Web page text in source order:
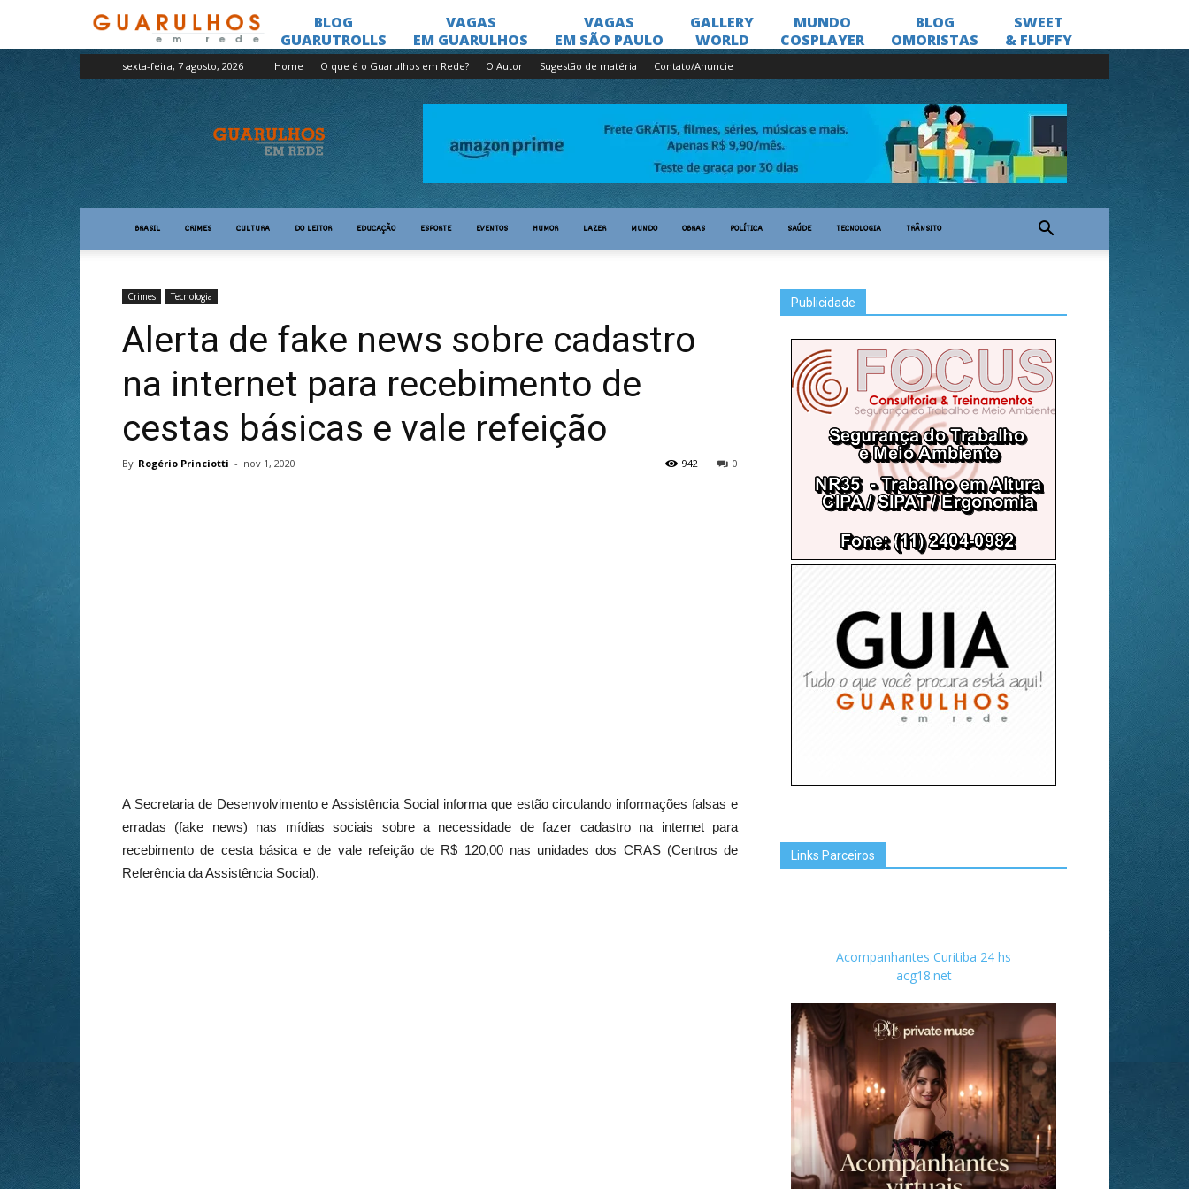
sexta-feira, 7 agosto, 2026 Home O que é o Guarulhos em Rede? O Autor Sugestão de matéria Contato/Anuncie
Guarulhos
em
Rede
BRASIL CRIMES CULTURA DO LEITOR EDUCAÇÃO ESPORTE EVENTOS HUMOR LAZER MUNDO OBRAS POLÍTICA SAÚDE TECNOLOGIA TRÂNSITO
Crimes Tecnologia
Alerta de fake news sobre cadastro
na internet para recebimento de
cestas básicas e vale refeição
By Rogério Princiotti - nov 1, 2020 0
942
A Secretaria de Desenvolvimento e Assistência Social informa que estão circulando informações falsas e
erradas (fake news) nas mídias sociais sobre a necessidade de fazer cadastro na internet para
recebimento de cesta básica e de vale refeição de R$ 120,00 nas unidades dos CRAS (Centros de
Referência da Assistência Social).
Publicidade
Links Parceiros
Acompanhantes Curitiba 24 hs
acg18.net